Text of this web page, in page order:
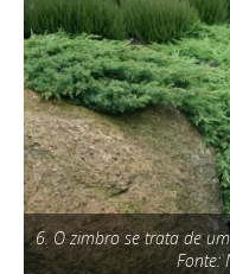
6. O zimbro se trata de
Fonte: